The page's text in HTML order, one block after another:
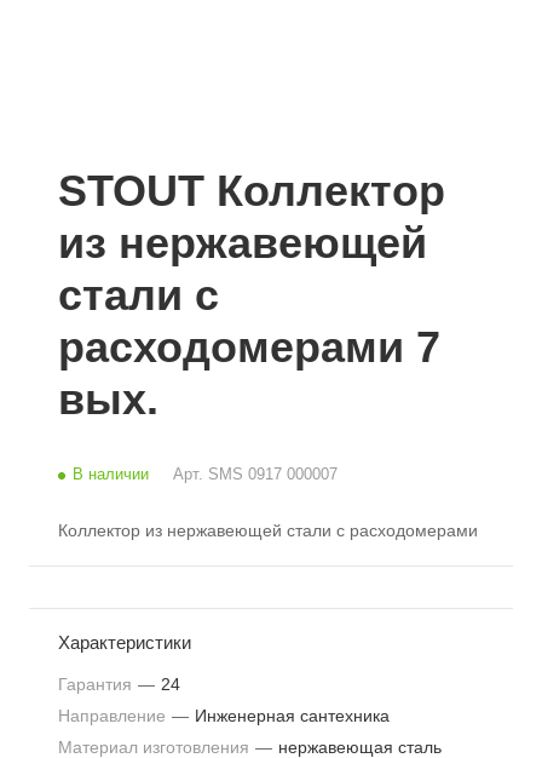
STOUT Коллектор
из нержавеющей
стали с
расходомерами 7
вых.
В наличии Арт. SMS 0917 000007
Коллектор из нержавеющей стали с расходомерами
Характеристики
Гарантия — 24
Направление — Инженерная сантехника
Материал изготовления — нержавеющая сталь